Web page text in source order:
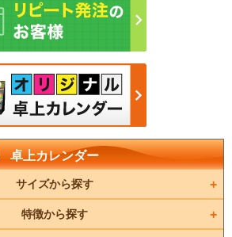
卓上カレンダー
サイズから探す
特徴から探す